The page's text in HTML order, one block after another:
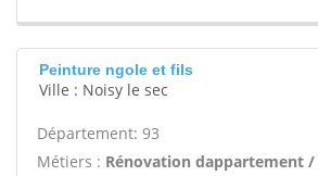
Peinture ngole et fils
Ville : Noisy le sec
Département: 93
Métiers : Rénovation dappartement